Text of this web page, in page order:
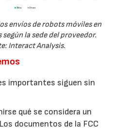
envíos de robots móviles en
según la sede del proveedor.
Interact Analysis.
importantes siguen sin
qué se considera un
documentos de la FCC